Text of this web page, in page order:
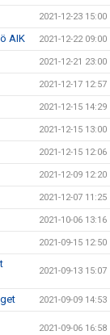
2021-12-23 15:00
AIK 2021-12-22 09:00
2021-12-21 23:00
2021-12-17 12:57
2021-12-15 14:29
2021-12-15 13:00
2021-12-15 12:06
2021-12-09 12:20
2021-12-07 11:25
2021-10-06 13:16
2021-09-15 12:50
2021-09-13 15:07
2021-09-09 14:53
2021-09-06 16:58